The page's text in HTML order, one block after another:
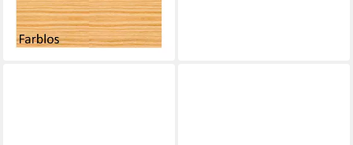
(35,99 €/ 1 l)
-19%
lieferbar - in 4-5 Werktagen bei dir